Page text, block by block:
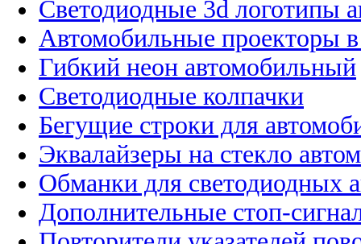
Светодиодные 3d логотипы
Автомобильные проекторы
Гибкий неон автомобильный
Светодиодные колпачки
Бегущие строки для
Эквалайзеры на стекло
Обманки для светодиодных
Дополнительные стоп-